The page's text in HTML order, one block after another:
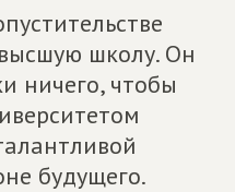
школу. Он
ничего, чтобы
будущего.